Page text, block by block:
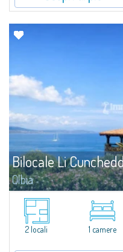
Bilocale Li
Olbia
Relax e comfort a Li Cuncheddi
per chi cerca una casa vacanza
complesso residenziale con
2 locali 1 camere